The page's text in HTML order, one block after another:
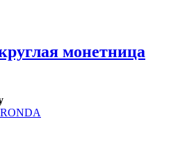
монетница